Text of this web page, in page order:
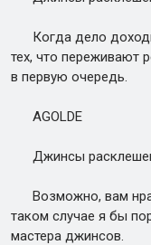
Когда дело
тех, что переживают
в первую очередь.
AGOLDE
Джинсы
Возможно, вам
таком случае я бы
мастера джинсов.